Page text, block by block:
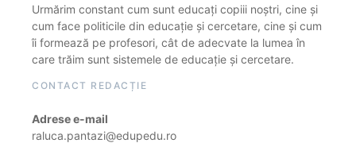
Urmărim constant cum sunt educați copiii noștri, cine și
cum face politicile din educație și cercetare, cine și cum
îi formează pe profesori, cât de adecvate la lumea în
care trăim sunt sistemele de educație și cercetare.
CONTACT REDACȚIE
Adrese e-mail
raluca.pantazi@edupedu.ro